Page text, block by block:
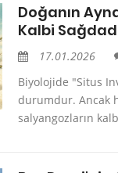
Doğanın
Kalbi
17.01.2026
Biyolojide "Situs
durumdur. Ancak
salyangozların